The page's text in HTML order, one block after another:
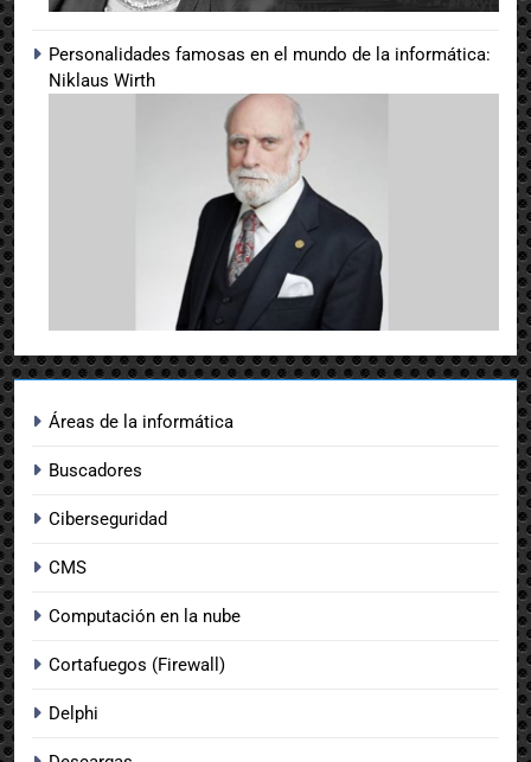
Personalidades famosas en el mundo de la informática:
Niklaus Wirth
Áreas de la informática
Buscadores
Ciberseguridad
CMS
Computación en la nube
Cortafuegos (Firewall)
Delphi